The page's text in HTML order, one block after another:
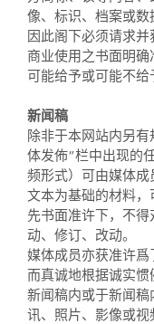
像、标识、档案或数
因此阁下必须请求
商业使用之书面明
可能给予或可能不给
新闻稿
除非于本网站内另
体发佈”栏中出现的
频形式）可由媒体
文本为基础的材料
先书面准许下，不
动、修订、改动。
媒体成员亦获准许爲
而真诚地根据诚实
新闻稿内或于新闻稿
讯、照片、影像或